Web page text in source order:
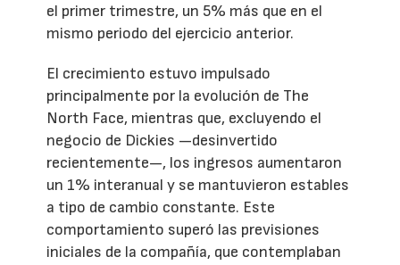
el primer trimestre, un 5% más que en el
mismo periodo del ejercicio anterior.
El crecimiento estuvo impulsado
principalmente por la evolución de The
North Face, mientras que, excluyendo el
negocio de Dickies —desinvertido
recientemente—, los ingresos aumentaron
un 1% interanual y se mantuvieron estables
a tipo de cambio constante. Este
comportamiento superó las previsiones
iniciales de la compañía, que contemplaban